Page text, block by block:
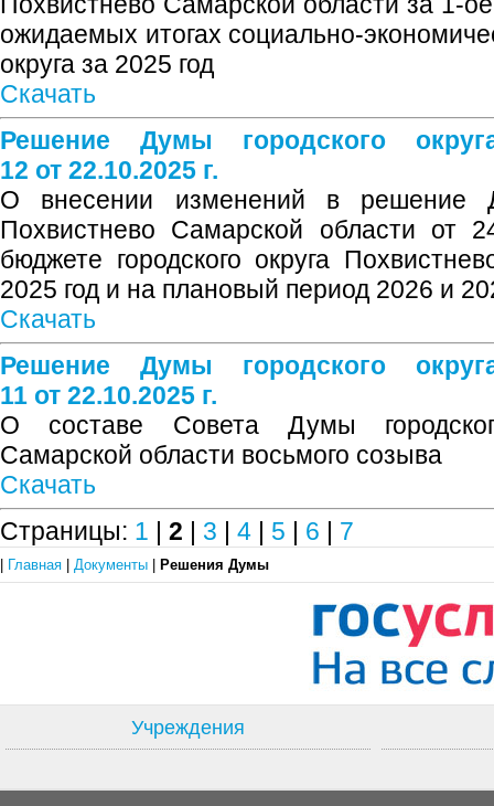
ожидаемых итогах социально-
округа за 2025 год
Скачать
Решение Думы городского
12 от 22.10.2025 г.
О внесении изменений в решение
Похвистнево Самарской области
бюджете городского округа
2025 год и на плановый период 2026 и
Скачать
Решение Думы городского
11 от 22.10.2025 г.
О составе Совета Думы
Самарской области восьмого созыва
Скачать
Страницы: 1 | 2 | 3 | 4 | 5 | 6 | 7
Главная Документы Решения Думы
Учреждения